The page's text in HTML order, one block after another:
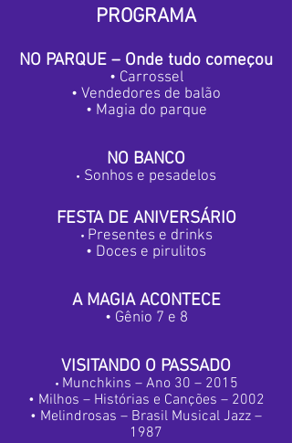
PROGRAMA
NO PARQUE – Onde tudo começou
• Carrossel
• Vendedores de balão
• Magia do parque
NO BANCO
• Sonhos e pesadelos
FESTA DE ANIVERSÁRIO
• Presentes e drinks
• Doces e pirulitos
A MAGIA ACONTECE
• Gênio 7 e 8
VISITANDO O PASSADO
• Munchkins – Ano 30 – 2015
• Milhos – Histórias e Canções – 2002
• Melindrosas – Brasil Musical Jazz –
1987